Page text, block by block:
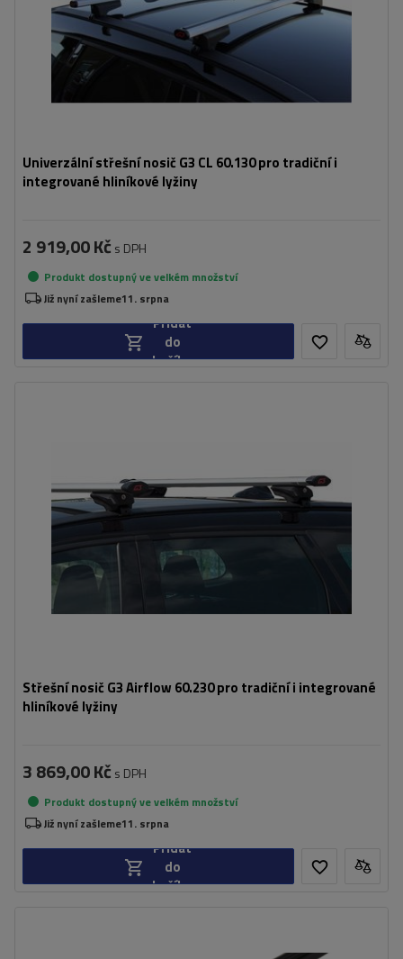
Univerzální střešní nosič G3 CL 60.130 pro tradiční i
integrované hliníkové lyžiny
2 919,00 Kč s DPH
Produkt dostupný ve velkém množství
Již nyní zašleme11. srpna
Přidat
do
košíku
Střešní nosič G3 Airflow 60.230 pro tradiční i integrované
hliníkové lyžiny
3 869,00 Kč s DPH
Produkt dostupný ve velkém množství
Již nyní zašleme11. srpna
Přidat
do
košíku